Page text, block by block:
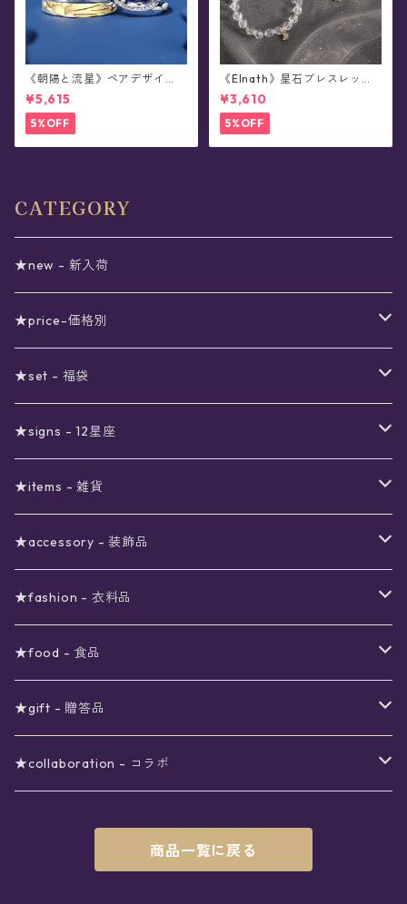
《朝陽と流星》ペアデザイ
ン・リング
¥5,615
5%OFF
《Elnath》星石ブレスレット
(全2色)
¥3,610
5%OFF
CATEGORY
★new - 新入荷
★price-価格別
セール
真夜中のSALE
予約限定SALE
〜1000円
〜2000円
〜3000円
〜4000円
〜5000円
〜6000円
〜7000円
★set - 福袋
12星座福袋
星の市福袋
★signs - 12星座
12星座ギフトセット
★items - 雑貨
ステーショナリー
ギフトボックス
ノート
メイクアップ
ネイルカラー
アロマスプレー
ポーチ
夜空の星月
扇子(うちわ)
インテリア
★accessory - 装飾品
ピアス
星
月
イヤリング
星
月
ネックレス
星
チョーカー
ブレスレット
★fashion - 衣料品
ワンピース
スター
フラワー
トップス
ブラウス
ボトムス
レックウォーマー
★food - 食品
珈琲
紅茶
★gift - 贈答品
ラッピング用オプション
バレンタインギフト
★collaboration - コラボ
Stellatium(姉妹店委託)
商品一覧に戻る